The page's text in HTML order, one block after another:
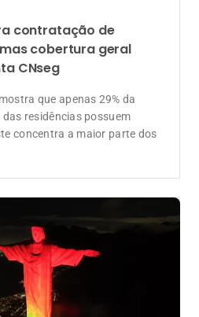
contratação de
cobertura geral
CNseg
que apenas 29% da
residências possuem
concentra a maior parte dos